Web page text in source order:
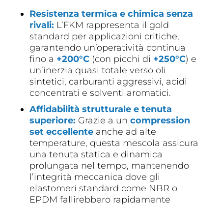
Resistenza termica e chimica senza
rivali: L’FKM rappresenta il gold
standard per applicazioni critiche,
garantendo un’operatività continua
fino a +200°C (con picchi di +250°C) e
un’inerzia quasi totale verso oli
sintetici, carburanti aggressivi, acidi
concentrati e solventi aromatici.
Affidabilità strutturale e tenuta
superiore: Grazie a un compression
set eccellente anche ad alte
temperature, questa mescola assicura
una tenuta statica e dinamica
prolungata nel tempo, mantenendo
l’integrità meccanica dove gli
elastomeri standard come NBR o
EPDM fallirebbero rapidamente